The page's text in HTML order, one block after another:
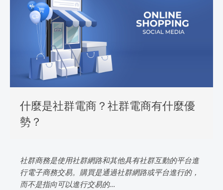
什麼是社群電商？社群電商有什麼優
勢？
社群商務是使用社群網路和其他具有社群互動的平台進
行電子商務交易。購買是通過社群網路或平台進行的，
而不是指向可以進行交易的...